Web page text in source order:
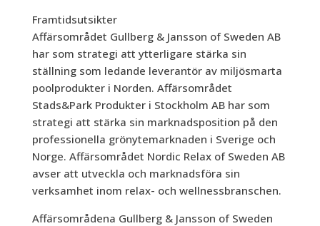
Framtidsutsikter
Affärsområdet Gullberg & Jansson of Sweden AB
har som strategi att ytterligare stärka sin
ställning som ledande leverantör av miljösmarta
poolprodukter i Norden. Affärsområdet
Stads&Park Produkter i Stockholm AB har som
strategi att stärka sin marknadsposition på den
professionella grönytemarknaden i Sverige och
Norge. Affärsområdet Nordic Relax of Sweden AB
avser att utveckla och marknadsföra sin
verksamhet inom relax- och wellnessbranschen.
Affärsområdena Gullberg & Jansson of Sweden